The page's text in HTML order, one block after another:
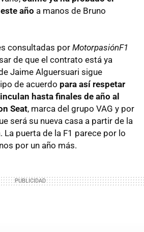
año a manos de Bruno
consultadas por MotorpasiónF1
de que el contrato está ya
Jaime Alguersuari sigue
de acuerdo para así respetar
hasta finales de año al
Seat, marca del grupo VAG y por
será su nueva casa a partir de la
puerta de la F1 parece por lo
por un año más.